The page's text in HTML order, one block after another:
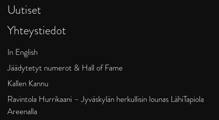
Uutiset
Yhteystiedot
In English
Jäädytetyt numerot & Hall of Fame
Kallen Kannu
Ravintola Hurrikaani – Jyväskylän herkullisin lounas LähiTapiola
Areenalla